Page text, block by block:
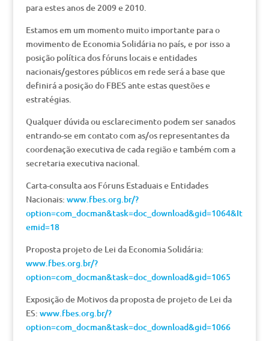
para estes anos de 2009 e 2010.
Estamos em um momento muito importante para o
movimento de Economia Solidária no país, e por isso a
posição política dos fóruns locais e entidades
nacionais/gestores públicos em rede será a base que
definirá a posição do FBES ante estas questões e
estratégias.
Qualquer dúvida ou esclarecimento podem ser sanados
entrando-se em contato com as/os representantes da
coordenação executiva de cada região e também com a
secretaria executiva nacional.
Carta-consulta aos Fóruns Estaduais e Entidades
Nacionais: www.fbes.org.br/?
option=com_docman&task=doc_download&gid=1064&It
emid=18
Proposta projeto de Lei da Economia Solidária:
www.fbes.org.br/?
option=com_docman&task=doc_download&gid=1065
Exposição de Motivos da proposta de projeto de Lei da
ES: www.fbes.org.br/?
option=com_docman&task=doc_download&gid=1066